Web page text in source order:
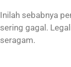
Inilah sebabnya
sering gagal.
seragam.